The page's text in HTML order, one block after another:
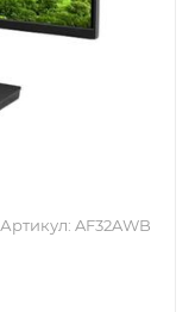
Артикул: AF32AWB